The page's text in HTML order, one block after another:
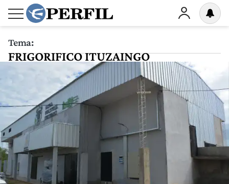
Tema:
FRIGORIFICO ITUZAINGO